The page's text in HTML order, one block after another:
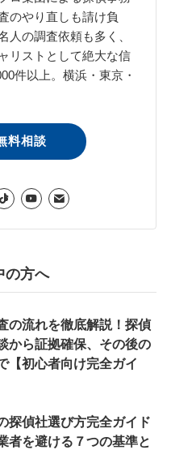
のやり直しも請け負
人の調査依頼も多く、
リストとして絶大な信
件以上。横浜・東京・
料相談
の方へ
の流れを徹底解説！探偵
から証拠確保、その後の
【初心者向け完全ガイ
探偵社選び方完全ガイド
者を避ける７つの基準と